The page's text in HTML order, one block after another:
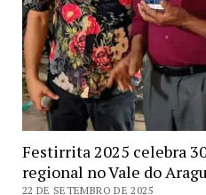
Festirrita 2025 celebra
regional no Vale do
22 DE SETEMBRO DE 2025